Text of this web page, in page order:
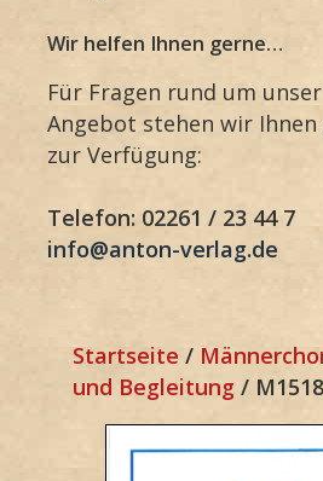
Wir helfen Ihnen gerne…
Für Fragen rund um unser
Angebot stehen wir Ihnen
zur Verfügung:
Telefon: 02261 / 23 44 7
info@anton-verlag.de
Startseite /
und Begleitung /